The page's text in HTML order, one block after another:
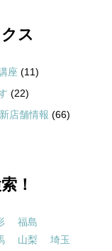
ス
座 (11)
(22)
新店舗情報 (66)
！
福島
山梨
埼玉